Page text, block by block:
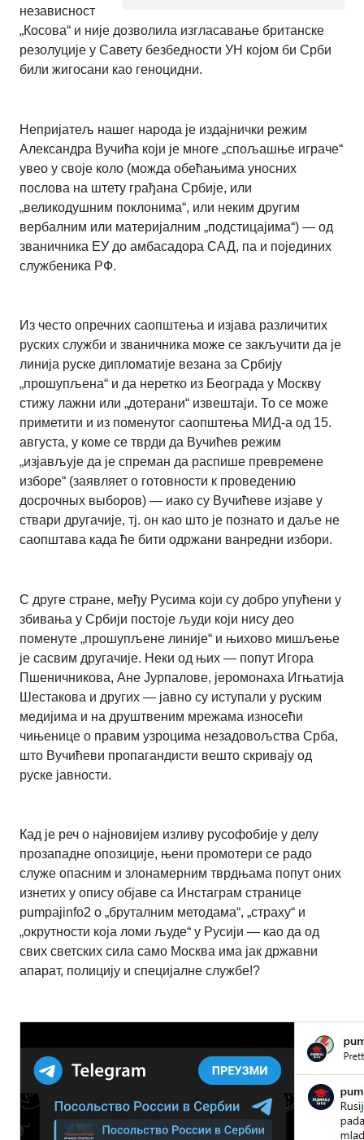
независност
„Косова“ и није дозволила изгласавање британске
резолуције у Савету безбедности УН којом би Срби
били жигосани као геноцидни.
Непријатељ нашег народа је издајнички режим
Александра Вучића који је многе „спољашње играче“
увео у своје коло (можда обећањима уносних
послова на штету грађана Србије, или
„великодушним поклонима“, или неким другим
вербалним или материјалним „подстицајима“) — од
званичника ЕУ до амбасадора САД, па и појединих
службеника РФ.
Из често опречних саопштења и изјава различитих
руских служби и званичника може се закључити да је
линија руске дипломатије везана за Србију
„прошупљена“ и да неретко из Београда у Москву
стижу лажни или „дотерани“ извештаји. То се може
приметити и из поменутог саопштења МИД-а од 15.
августа, у коме се тврди да Вучићев режим
„изјављује да је спреман да распише превремене
изборе“ (заявляет о готовности к проведению
досрочных выборов) — иако су Вучићеве изјаве у
ствари другачије, тј. он као што је познато и даље не
саопштава када ће бити одржани ванредни избори.
С друге стране, међу Русима који су добро упућени у
збивања у Србији постоје људи који нису део
поменуте „прошупљене линије“ и њихово мишљење
је сасвим другачије. Неки од њих — попут Игора
Пшеничникова, Ане Јурпалове, јеромонаха Игњатија
Шестакова и других — јавно су иступали у руским
медијима и на друштвеним мрежама износећи
чињенице о правим узроцима незадовољства Срба,
што Вучићеви пропагандисти вешто скривају од
руске јавности.
Кад је реч о најновијем изливу русофобије у делу
прозападне опозиције, њени промотери се радо
служе опасним и злонамерним тврдњама попут оних
изнетих у опису објаве са Инстаграм странице
pumpajinfo2 о „бруталним методама“, „страху“ и
„окрутности која ломи људе“ у Русији — као да од
свих светских сила само Москва има јак државни
апарат, полицију и специјалне службе!?